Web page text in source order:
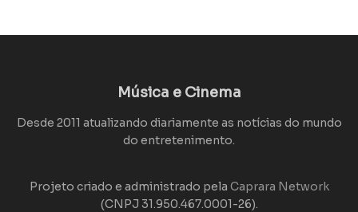
Música e Cinema
Desde 2011 atualizando diariamente as notícias do mundo
do entretenimento.
Projeto criado e administrado pela Caprara Network
(CNPJ 31.950.467.0001-26).